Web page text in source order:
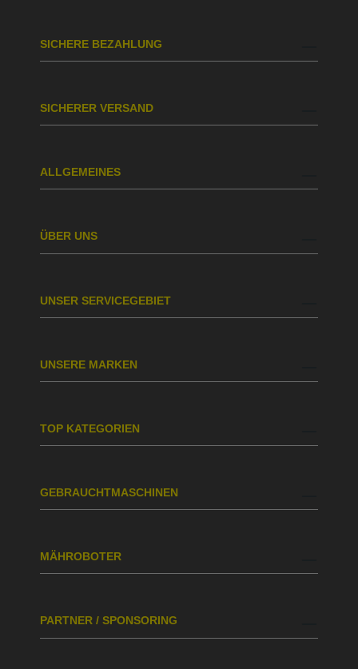
SICHERE BEZAHLUNG
SICHERER VERSAND
ALLGEMEINES
ÜBER UNS
UNSER SERVICEGEBIET
UNSERE MARKEN
TOP KATEGORIEN
GEBRAUCHTMASCHINEN
MÄHROBOTER
PARTNER / SPONSORING